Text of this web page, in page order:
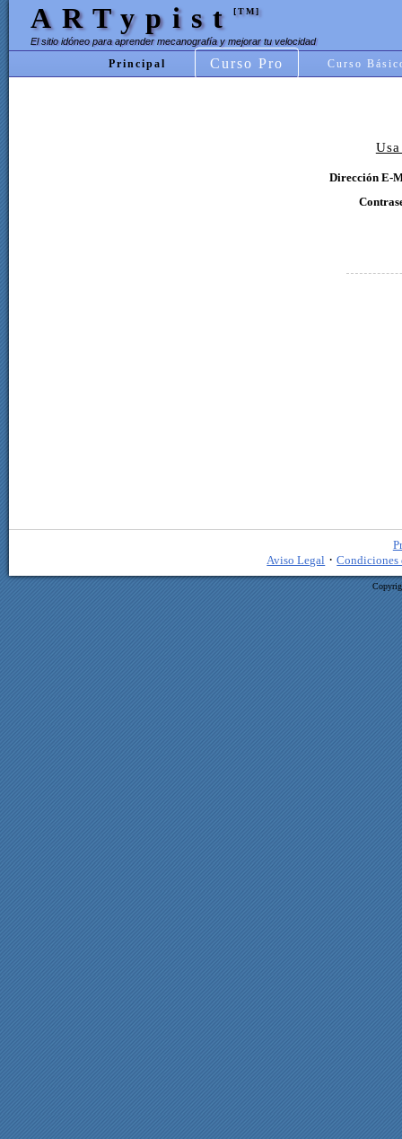
ARTypist [TM]
El sitio idóneo para aprender mecanografía y mejorar tu velocidad
Principal Curso Pro Curso
Dirección E-
Aviso Legal ·Condiciones